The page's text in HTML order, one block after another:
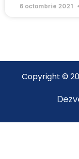
6 octombrie 2021
Copyright ©